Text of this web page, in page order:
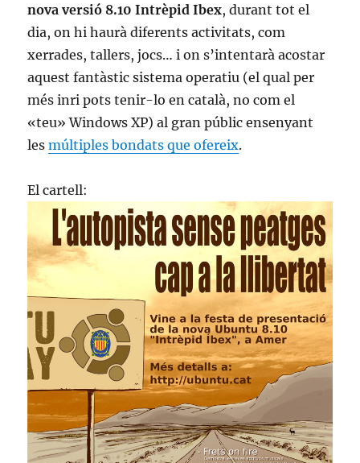
nova versió 8.10 Intrèpid Ibex, durant tot el
dia, on hi haurà diferents activitats, com
xerrades, tallers, jocs… i on s’intentarà acostar
aquest fantàstic sistema operatiu (el qual per
més inri pots tenir-lo en català, no com el
«teu» Windows XP) al gran públic ensenyant
lesmúltiples bondats que ofereix.
El cartell: